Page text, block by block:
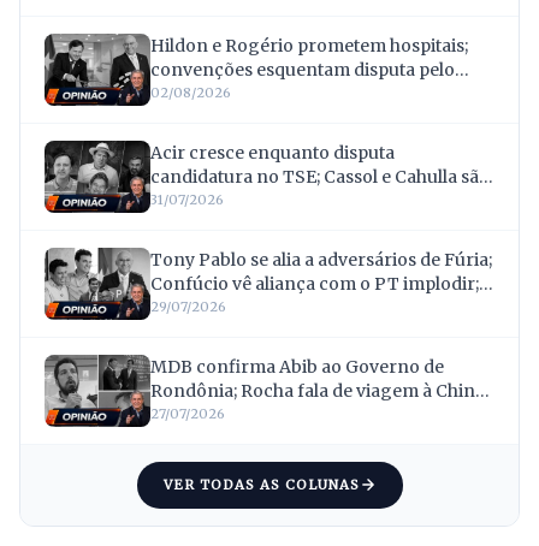
Hildon e Rogério prometem hospitais;
convenções esquentam disputa pelo
Governo; e Acir mira votos deixados por
02/08/2026
Acir cresce enquanto disputa
candidatura no TSE; Cassol e Cahulla são
absolvidos após 16 anos; Scheid
bandeira eleitoral
31/07/2026
Tony Pablo se alia a adversários de Fúria;
Confúcio vê aliança com o PT implodir; e
Netto ganha vice contestado
29/07/2026
MDB confirma Abib ao Governo de
Rondônia; Rocha fala de viagem à China;
e nada de crise: Scheid fica com o “222”
27/07/2026
VER TODAS AS COLUNAS